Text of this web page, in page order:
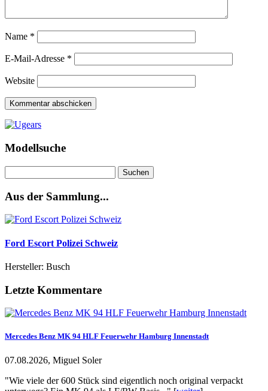
Name *
E-Mail-Adresse *
Website
Modellsuche
nach:
Aus der Sammlung...
Ford Escort Polizei Schweiz
Hersteller: Busch
Letzte Kommentare
Mercedes Benz MK 94 HLF Feuerwehr Hamburg Innenstadt
07.08.2026, Miguel Soler
"Wie viele der 600 Stück sind eigentlich noch original verpackt